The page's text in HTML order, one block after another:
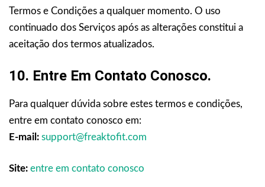
Termos e Condições a qualquer momento. O uso
continuado dos Serviços após as alterações constitui a
aceitação dos termos atualizados.
10. Entre Em Contato Conosco.
Para qualquer dúvida sobre estes termos e condições,
entre em contato conosco em:
E-mail: support@freaktofit.com
Site: entre em contato conosco